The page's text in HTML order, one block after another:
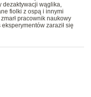
dezaktywacji wąglika,
fiolki z ospą i innymi
pracownik naukowy
zaraził się